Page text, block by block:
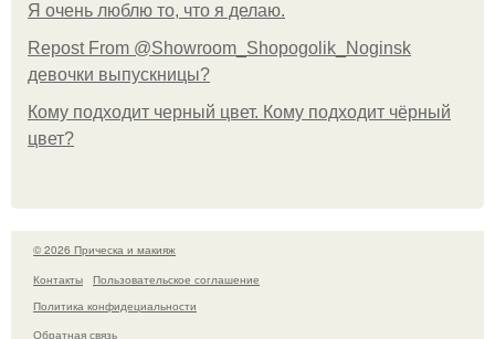
Я очень люблю то, что я делаю.
Repost From @Showroom_Shopogolik_Noginsk
девочки выпускницы?
Кому подходит черный цвет. Кому подходит чёрный
цвет?
© 2026 Прическа и макияж
Контакты
Пользовательское соглашение
Политика конфидециальности
Обратная связь